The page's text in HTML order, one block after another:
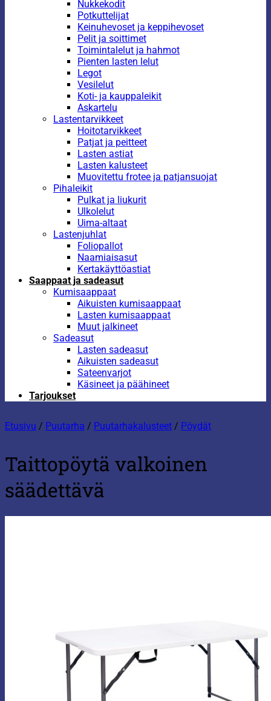
Nukkekodit
Potkuttelijat
Keinuhevoset ja keppihevoset
Pelit ja soittimet
Toimintalelut ja hahmot
Pienten lasten lelut
Legot
Vesilelut
Koti- ja kauppaleikit
Askartelu
Lastentarvikkeet
Hoitotarvikkeet
Patjat ja peitteet
Lasten astiat
Lasten kalusteet
Muovitettu frotee ja patjansuojat
Pihaleikit
Pulkat ja liukurit
Ulkolelut
Uima-altaat
Lastenjuhlat
Foliopallot
Naamiaisasut
Kertakäyttöastiat
Saappaat ja sadeasut
Kumisaappaat
Aikuisten kumisaappaat
Lasten kumisaappaat
Muut jalkineet
Sadeasut
Lasten sadeasut
Aikuisten sadeasut
Sateenvarjot
Käsineet ja päähineet
Tarjoukset
Etusivu / Puutarha / Puutarhakalusteet / Pöydät
Taittopöytä valkoinen
säädettävä